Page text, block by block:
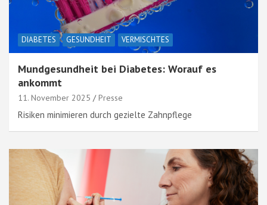
DIABETES GESUNDHEIT VERMISCHTES
Mundgesundheit bei Diabetes: Worauf es
ankommt
11. November 2025 Presse
Risiken minimieren durch gezielte Zahnpflege